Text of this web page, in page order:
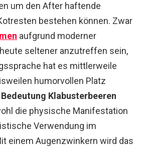
um den After haftende
bestehen können. Zwar
aufgrund moderner
seltener anzutreffen sein,
hat es mittlerweile
humorvollen Platz
Bedeutung Klabusterbeeren
die physische Manifestation
Verwendung im
einem Augenzwinkern wird das